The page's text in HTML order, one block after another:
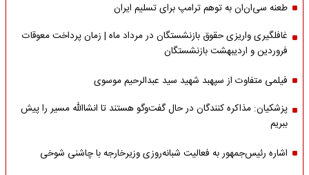
طعنه سی‌ان‌ان به توهم ترامپ برای تسلیم ایران
غافلگیری واریزی حقوق بازنشستگان در مرداد ماه | زمان پرداخت معوقات
فروردین و اردیبهشت بازنشستگان
فیلمی متفاوت از سپهبد شهید سید عبدالرحیم موسوی
پزشکیان: مذاکره کنندگان در حال گفت‌وگو هستند تا انشاالله مسیر را پیش
ببریم
اشاره‌ رئیس‌جمهور به فعالیت شبانه‌روزی وزیر‌خارجه با چاشنی شوخی